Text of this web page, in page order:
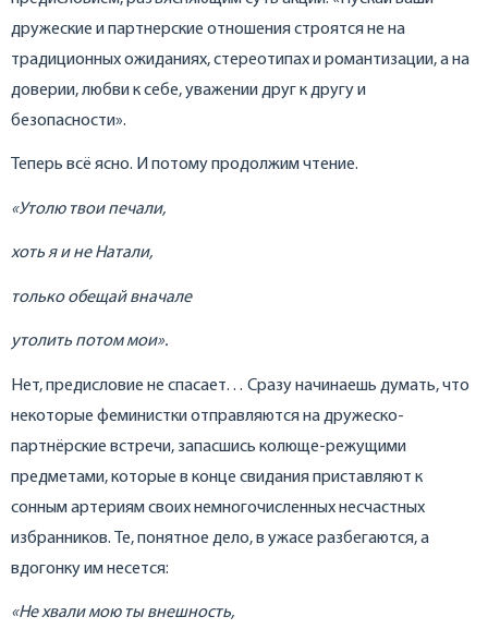
дружеские и партнерские отношения строятся не на
традиционных ожиданиях, стереотипах и романтизации, а на
доверии, любви к себе, уважении друг к другу и
безопасности».
Теперь всё ясно. И потому продолжим чтение.
«Утолю твои печали,
хоть я и не Натали,
только обещай вначале
утолить потом мои».
Нет, предисловие не спасает… Сразу начинаешь думать, что
некоторые феминистки отправляются на дружеско-
партнёрские встречи, запасшись колюще-режущими
предметами, которые в конце свидания приставляют к
сонным артериям своих немногочисленных несчастных
избранников. Те, понятное дело, в ужасе разбегаются, а
вдогонку им несется:
«Не хвали мою ты внешность,